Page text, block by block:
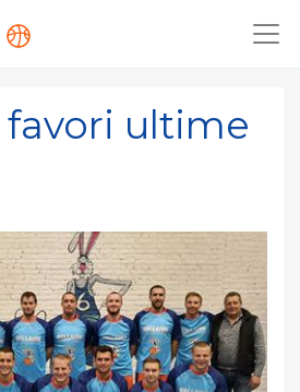
favori ultime